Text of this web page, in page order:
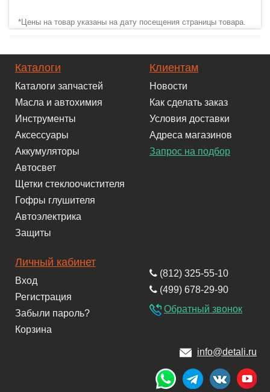
*Цены на товар указаны на дату посещения страницы товара.
Каталоги
Каталоги запчастей
Масла и автохимия
Инструменты
Аксессуары
Аккумуляторы
Автосвет
Щетки стеклоочистителя
Гофры глушителя
Автоэлектрика
Защиты
Клиентам
Новости
Как сделать заказ
Условия доставки
Адреса магазинов
Запрос на подбор
Личный кабинет
Вход
Регистрация
Забыли пароль?
Корзина
(812) 325-55-10
(499) 678-29-90
Обратный звонок
info@detali.ru